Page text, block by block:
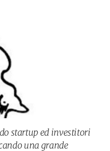
startup ed investitori
una grande